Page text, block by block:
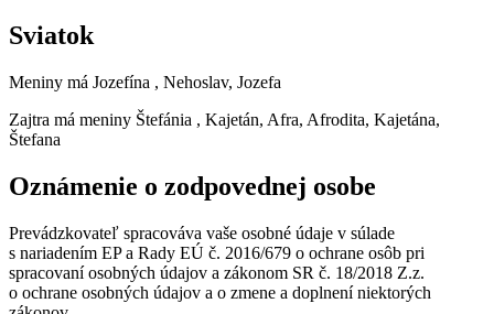
Sviatok
Meniny má Jozefína , Nehoslav, Jozefa
Zajtra má meniny Štefánia , Kajetán, Afra, Afrodita, Kajetána,
Štefana
Oznámenie o zodpovednej osobe
Prevádzkovateľ spracováva vaše osobné údaje v súlade
s nariadením EP a Rady EÚ č. 2016/679 o ochrane osôb pri
spracovaní osobných údajov a zákonom SR č. 18/2018 Z.z.
o ochrane osobných údajov a o zmene a doplnení niektorých